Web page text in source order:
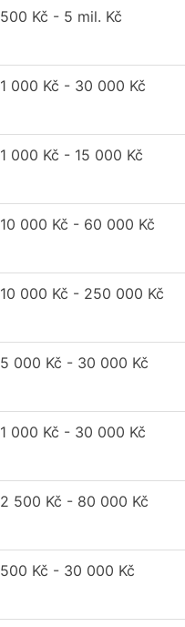
500 Kč - 5 mil. Kč
1 000 Kč - 30 000 Kč
1 000 Kč - 15 000 Kč
10 000 Kč - 60 000 Kč
10 000 Kč - 250 000 Kč
5 000 Kč - 30 000 Kč
1 000 Kč - 30 000 Kč
2 500 Kč - 80 000 Kč
500 Kč - 30 000 Kč